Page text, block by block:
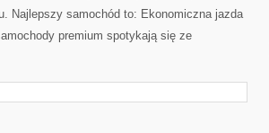
Najlepszy samochód to: Ekonomiczna jazda
premium spotykają się ze